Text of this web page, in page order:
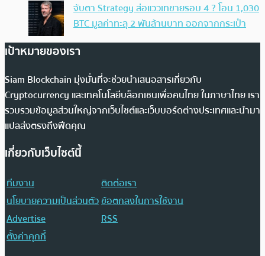
จับตา Strategy ส่อแววเทขายรอบ 4 ? โอน 1,030
BTC มูลค่าทะลุ 2 พันล้านบาท ออกจากกระเป๋า
เป้าหมายของเรา
Siam Blockchain มุ่งมั่นที่จะช่วยนำเสนอสารเกี่ยวกับ
Cryptocurrency และเทคโนโลยีบล็อกเชนเพื่อคนไทย ในภาษาไทย เรา
รวบรวมข้อมูลส่วนใหญ่จากเว็บไซต์และเว็บบอร์ดต่างประเทศและนำมา
แปลส่งตรงถึงฟีดคุณ
เกี่ยวกับเว็บไซต์นี้
ทีมงาน
ติดต่อเรา
นโยบายความเป็นส่วนตัวข้อตกลงในการใช้งาน
Advertise
RSS
ตั้งค่าคุกกี้